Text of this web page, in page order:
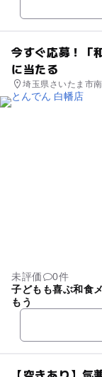
今すぐ応募！「
に当たる
埼玉県さいたま市
未評価
0件
子どもも喜ぶ和食
もう